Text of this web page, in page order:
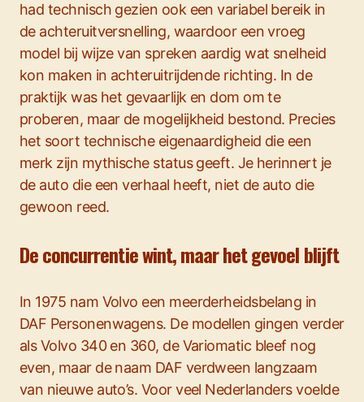
had technisch gezien ook een variabel bereik in
de achteruitversnelling, waardoor een vroeg
model bij wijze van spreken aardig wat snelheid
kon maken in achteruitrijdende richting. In de
praktijk was het gevaarlijk en dom om te
proberen, maar de mogelijkheid bestond. Precies
het soort technische eigenaardigheid die een
merk zijn mythische status geeft. Je herinnert je
de auto die een verhaal heeft, niet de auto die
gewoon reed.
De concurrentie wint, maar het gevoel blijft
In 1975 nam Volvo een meerderheidsbelang in
DAF Personenwagens. De modellen gingen verder
als Volvo 340 en 360, de Variomatic bleef nog
even, maar de naam DAF verdween langzaam
van nieuwe auto’s. Voor veel Nederlanders voelde